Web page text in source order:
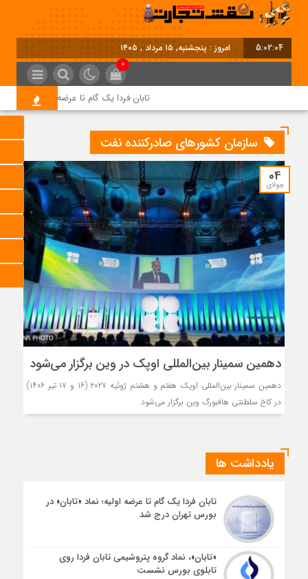
5:02:04 امروز : پنجشنبه, ۱۵ مرداد , ۱۴۰۵
0
تابان فردا یک گام تا عرضه اولیه؛ نماد
سازمان کشورهای صادرکننده نفت
04
جولای
دهمین سمینار بین‌المللی اوپک در وین برگزار می‌شود
دهمین سمینار بین‌المللی اوپک هفتم و هشتم ژوئیه ۲۰۲۷ (۱۶ و ۱۷ تیر ۱۴۰۶)
در کاخ سلطنتی هافبورگ وین برگزار می‌شود.
یادداشت ها
تابان فردا یک گام تا عرضه اولیه؛ نماد «تابان» در
بورس تهران درج شد
«تابان»، نماد گروه پتروشیمی تابان فردا روی
تابلوی بورس نشست